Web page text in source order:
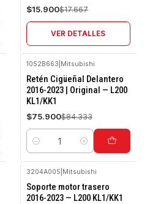
$15.900$17.667
VER DETALLES
-10%
OFF
1052B663 Mitsubishi
Retén Cigüeñal Delantero
2016-2023 | Original — L200
KL1/KK1
$75.900$84.333
Cantidad
-10%
OFF
3204A005 Mitsubishi
Soporte motor trasero
2016-2023 — L200 KL1/KK1